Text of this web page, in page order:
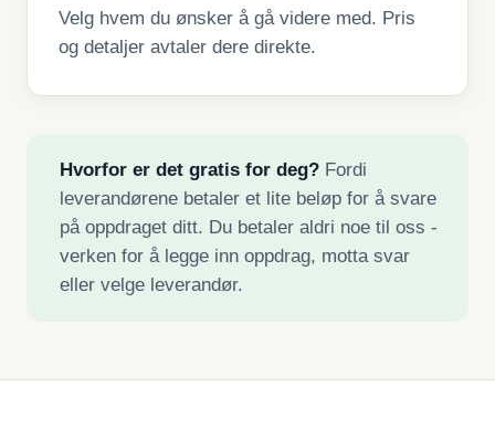
Velg hvem du ønsker å gå videre med. Pris
og detaljer avtaler dere direkte.
Hvorfor er det gratis for deg?Fordi
leverandørene betaler et lite beløp for å svare
på oppdraget ditt. Du betaler aldri noe til oss -
verken for å legge inn oppdrag, motta svar
eller velge leverandør.